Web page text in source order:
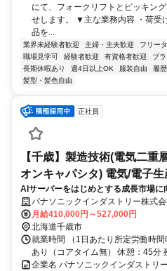
にて、フォークリフトとピッキン
せします。 ▼主な業務内容 ・荷受
品を...
業界未経験者歓迎 主婦・主夫歓迎 フリー
職場見学可
経験者歓迎 有資格者歓迎 ブ
長期休暇あり
週4日以上OK 服装自由 履
髪型・髪色自由
正社員
【千歳】製造技術(電気二重
オンキャパシタ) 電気/電子
AIサーバーをはじめとする成長市場
造技術業務をお任せします。事業拡大
おり、工程安定化･製造原価改善が主
パナソニックインダストリー株式
月給410,000円～527,000円
北海道千歳市
就業時間 （1日あたり所定労働時
あり（コアタイム無） 休憩：45分
企業名 パナソニックインダストリ